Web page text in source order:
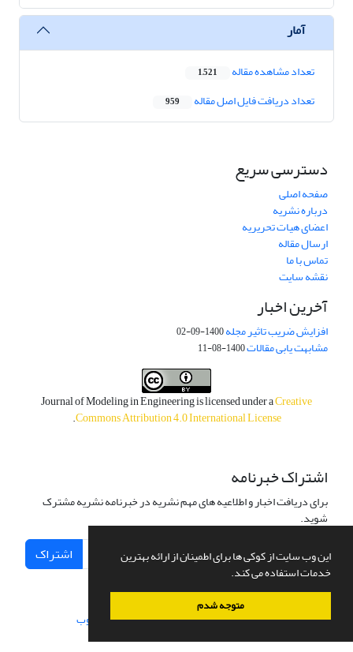
این وب سایت از کوکی ها برای اطمینان از ارائه بهترین
خدمات استفاده می کند.
متوجه شدم
آمار
تعداد مشاهده مقاله 1,521
تعداد دریافت فایل اصل مقاله 959
دسترسی سریع
صفحه اصلی
درباره نشریه
اعضای هیات تحریریه
ارسال مقاله
تماس با ما
نقشه سایت
آخرین اخبار
افزایش ضریب تاثیر مجله1400-09-02
مشابهت یابی مقالات1400-08-11
Journal of Modeling in Engineering is licensed under aCreative
Commons Attribution 4.0 International License
.
اشتراک خبرنامه
برای دریافت اخبار و اطلاعیه های مهم نشریه در خبرنامه نشریه مشترک
شوید.
اشتراک
سامانه مدیریت نشریات علمی.طراحی و پیاده سازی از سیناوب